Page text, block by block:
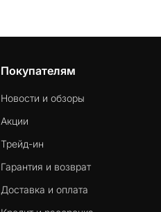
Покупателям
Новости и обзоры
Акции
Трейд-ин
Гарантия и возврат
Доставка и оплата